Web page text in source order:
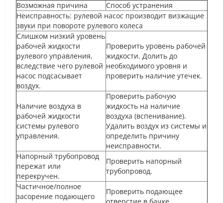
Возможная причина
Способ устранения
Неисправность: рулевой насос производит визжащие
звуки при повороте рулевого колеса
Слишком низкий уровень
рабочей жидкости
рулевого управления,
вследствие чего рулевой
насос подсасывает
воздух.
Проверить уровень рабочей
жидкости. Долить до
необходимого уровня и
проверить наличие утечек.
Наличие воздуха в
рабочей жидкости
системы рулевого
управления.
Проверить рабочую
жидкость на наличие
воздуха (вспенивание).
Удалить воздух из системы и
определить причину
неисправности.
Напорный трубопровод
пережат или
перекручен.
Проверить напорный
трубопровод.
Частичное/полное
засорение подающего
Проверить подающее